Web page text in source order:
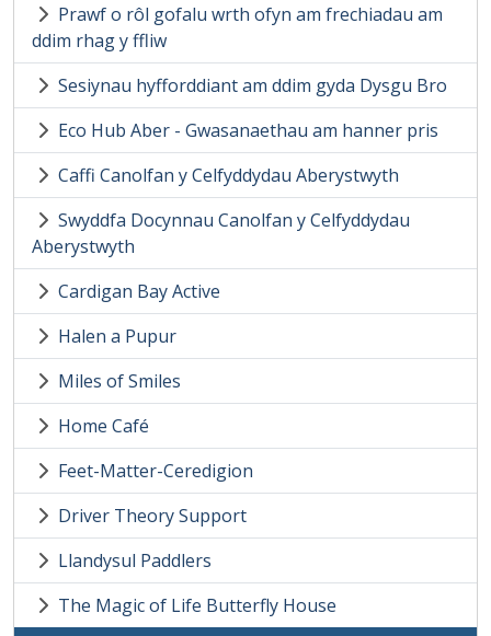
Prawf o rôl gofalu wrth ofyn am frechiadau am
ddim rhag y ffliw
Sesiynau hyfforddiant am ddim gyda Dysgu Bro
Eco Hub Aber - Gwasanaethau am hanner pris
Caffi Canolfan y Celfyddydau Aberystwyth
Swyddfa Docynnau Canolfan y Celfyddydau
Aberystwyth
Cardigan Bay Active
Halen a Pupur
Miles of Smiles
Home Café
Feet-Matter-Ceredigion
Driver Theory Support
Llandysul Paddlers
The Magic of Life Butterfly House